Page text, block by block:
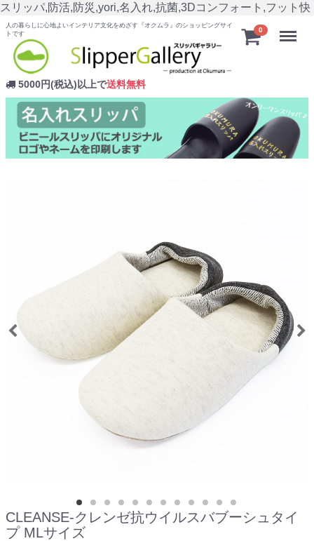
スリッパ,防活,防災,yori,名入れ,抗菌,3Dコンフォート,フット快
人の暮らしに心地よいインテリア文化をめざす『オクムラ』のショッピングサイ
トです
5000円(税込)以上で送料無料
0 Menu
CLEANSE-クレンゼ抗ウイルスバブーシュタイ
プ MLサイズ